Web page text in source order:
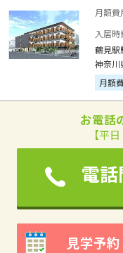
月額費
入居時
鶴見駅
神奈川
月額
お電話
【平
電
見学予約